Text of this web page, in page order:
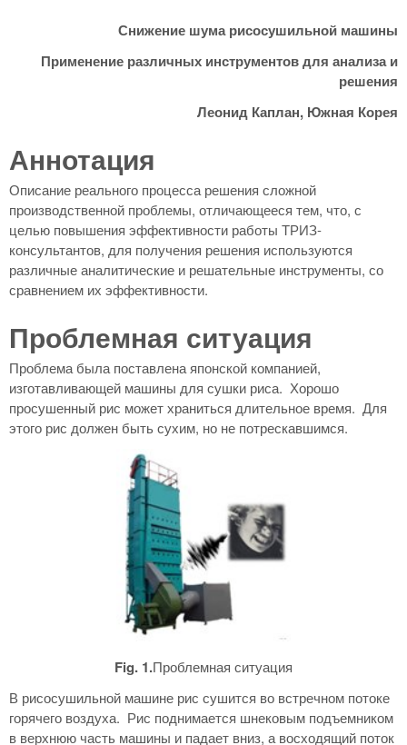
Снижение шума рисосушильной машины
Применение различных инструментов для анализа и
решения
Леонид Каплан, Южная Корея
Аннотация
Описание реального процесса решения сложной
производственной проблемы, отличающееся тем, что, с
целью повышения эффективности работы ТРИЗ-
консультантов, для получения решения используются
различные аналитические и решательные инструменты, со
сравнением их эффективности.
Проблемная ситуация
Проблема была поставлена японской компанией,
изготавливающей машины для сушки риса. Хорошо
просушенный рис может храниться длительное время. Для
этого рис должен быть сухим, но не потрескавшимся.
Fig. 1.Проблемная ситуация
В рисосушильной машине рис сушится во встречном потоке
горячего воздуха. Рис поднимается шнековым подъемником
в верхнюю часть машины и падает вниз, а восходящий поток